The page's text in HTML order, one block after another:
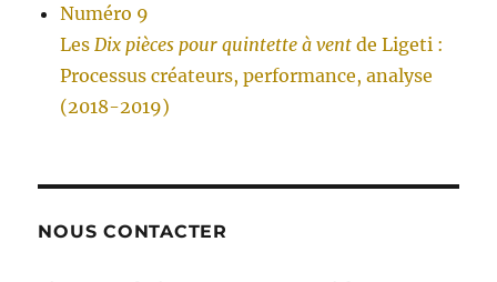
Numéro 9
LesDix pièces pour quintette à vent de Ligeti :
Processus créateurs, performance, analyse
(2018-2019)
NOUS CONTACTER